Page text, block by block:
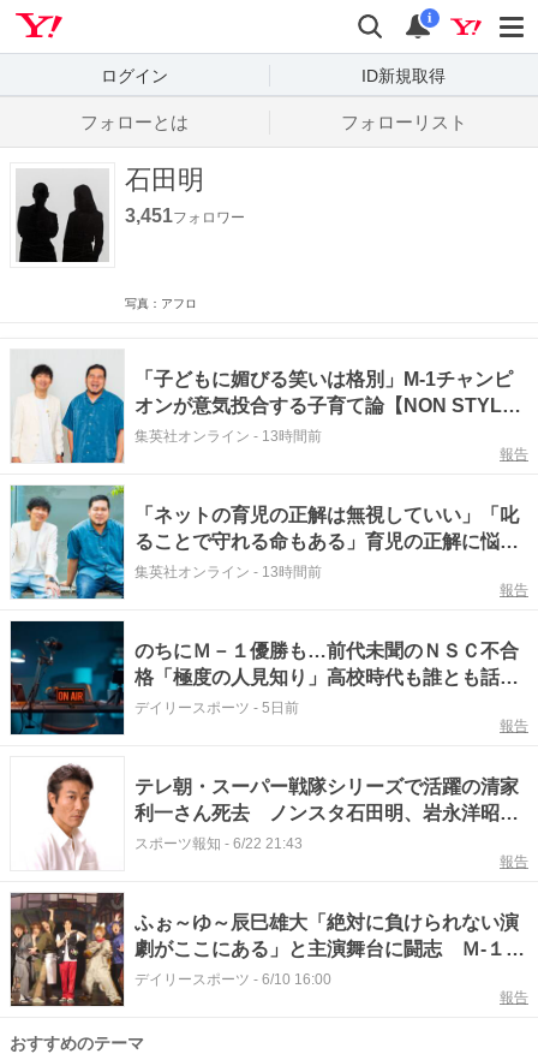
検索
通知
i
ログイン ID新規取得
フォローとは フォローリスト
石田明
3,451フォロワー
写真：アフロ
「子どもに媚びる笑いは格別」M-1チャンピ
オンが意気投合する子育て論【NON STYLE
石田明×令和ロマン 松井ケムリ】
集英社オンライン - 13時間前
報告
「ネットの育児の正解は無視していい」「叱
ることで守れる命もある」育児の正解に悩む
新米パパへ、3児の父が伝えたこと【NON
集英社オンライン - 13時間前
報告
のちにＭ－１優勝も…前代未聞のＮＳＣ不合
格「極度の人見知り」高校時代も誰とも話さ
ず友達もいなかった…ノンスタ石田「そんな
デイリースポーツ - 5日前
報告
テレ朝・スーパー戦隊シリーズで活躍の清家
利一さん死去 ノンスタ石田明、岩永洋昭ら
が追悼
スポーツ報知 - 6/22 21:43
報告
ふぉ～ゆ～辰巳雄大「絶対に負けられない演
劇がここにある」と主演舞台に闘志 Ｍ-１王
者ノンスタ石田との共演には緊張
デイリースポーツ - 6/10 16:00
報告
おすすめのテーマ